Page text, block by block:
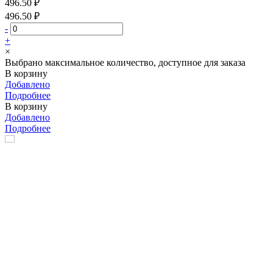
496.50 ₽
496.50 ₽
-
+
×
Выбрано максимальное количество, доступное для заказа
В корзину
Добавлено
Подробнее
В корзину
Добавлено
Подробнее